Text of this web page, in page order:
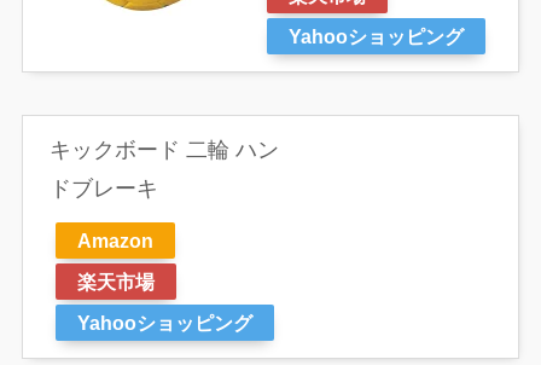
Yahooショッピング
キックボード 二輪 ハン
ドブレーキ
Amazon
楽天市場
Yahooショッピング